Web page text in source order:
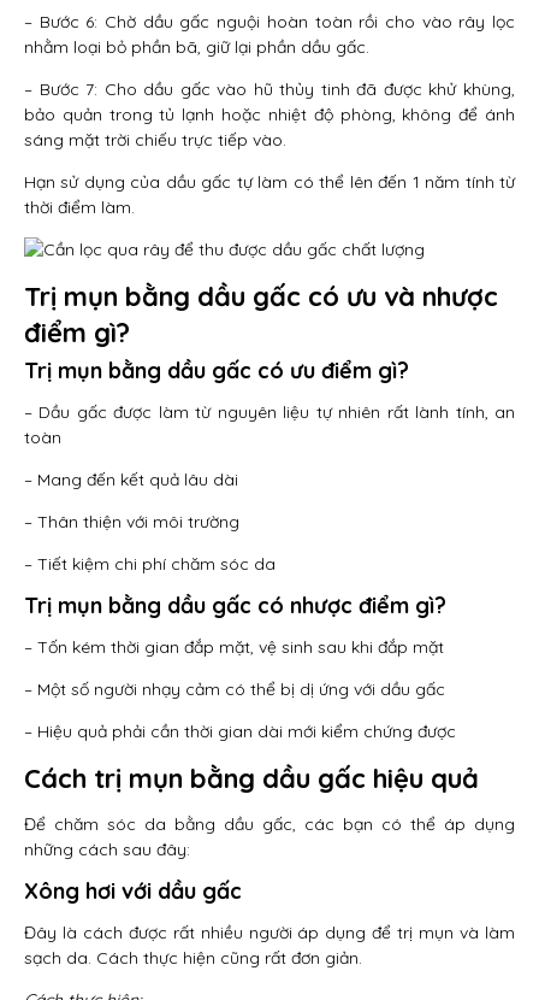
– Bước 6: Chờ dầu gấc nguội hoàn toàn rồi cho vào rây lọc
nhằm loại bỏ phần bã, giữ lại phần dầu gấc.
– Bước 7: Cho dầu gấc vào hũ thủy tinh đã được khử khùng,
bảo quản trong tủ lạnh hoặc nhiệt độ phòng, không để ánh
sáng mặt trời chiếu trực tiếp vào.
Hạn sử dụng của dầu gấc tự làm có thể lên đến 1 năm tính từ
thời điểm làm.
Trị mụn bằng dầu gấc có ưu và nhược
điểm gì?
Trị mụn bằng dầu gấc có ưu điểm gì?
– Dầu gấc được làm từ nguyên liệu tự nhiên rất lành tính, an
toàn
– Mang đến kết quả lâu dài
– Thân thiện với môi trường
– Tiết kiệm chi phí chăm sóc da
Trị mụn bằng dầu gấc có nhược điểm gì?
– Tốn kém thời gian đắp mặt, vệ sinh sau khi đắp mặt
– Một số người nhạy cảm có thể bị dị ứng với dầu gấc
– Hiệu quả phải cần thời gian dài mới kiểm chứng được
Cách trị mụn bằng dầu gấc hiệu quả
Để chăm sóc da bằng dầu gấc, các bạn có thể áp dụng
những cách sau đây:
Xông hơi với dầu gấc
Đây là cách được rất nhiều người áp dụng để trị mụn và làm
sạch da. Cách thực hiện cũng rất đơn giản.